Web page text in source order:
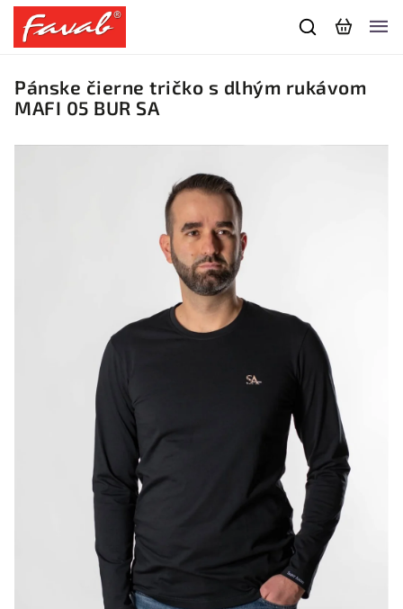
Pánske čierne tričko s dlhým rukávom
MAFI 05 BUR SA